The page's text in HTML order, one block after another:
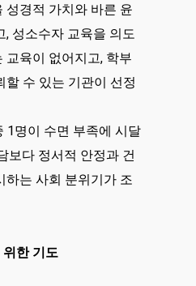
성경적 가치와 바른 윤
, 성소수자 교육을 의도
교육이 없어지고, 학부
할 수 있는 기관이 선정
1명이 수면 부족에 시달
보다 정서적 안정과 건
하는 사회 분위기가 조
한 기도